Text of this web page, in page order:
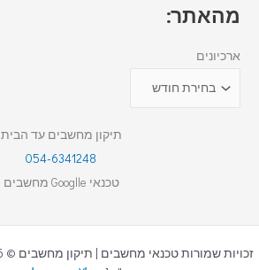
מהאתר:
ארכיונים
תיקון מחשבים עד הבית
054-6341248
טכנאי Googlle מחשבים